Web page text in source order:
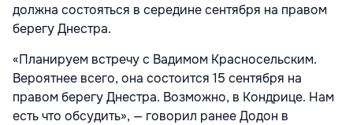
должна состояться в середине сентября на правом
берегу Днестра.
«Планируем встречу с Вадимом Красносельским.
Вероятнее всего, она состоится 15 сентября на
правом берегу Днестра. Возможно, в Кондрице. Нам
есть что обсудить», — говорил ранее Додон в